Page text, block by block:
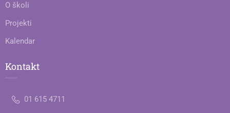
O školi
Projekti
Kalendar
Kontakt
01 615 4711